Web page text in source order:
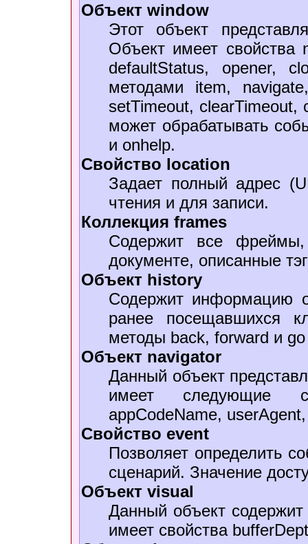
Объект window
Этот объект
Объект имеет
defaultStatus, opener,
методами item,
setTimeout, clearTimeout,
может обрабатывать
и onhelp.
Свойство location
Задает полный адрес
чтения и для записи.
Коллекция frames
Содержит все
документе, описанные
Объект history
Содержит информацию
ранее посещавшихся
методы back, forward и go
Объект navigator
Данный объект
имеет следующие
appCodeName,
Свойство event
Позволяет определить
сценарий. Значение
Объект visual
Данный объект
имеет свойства